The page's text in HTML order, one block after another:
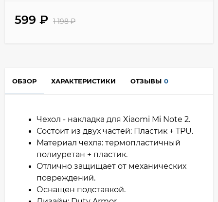
599 ₽ 1 198₽
ОБЗОР ХАРАКТЕРИСТИКИ ОТЗЫВЫ 0
Чехол - накладка для Xiaomi Mi Note 2.
Состоит из двух частей: Пластик + TPU.
Материал чехла: термопластичный
полиуретан + пластик.
Отлично защищает от механических
повреждений.
Оснащен подставкой.